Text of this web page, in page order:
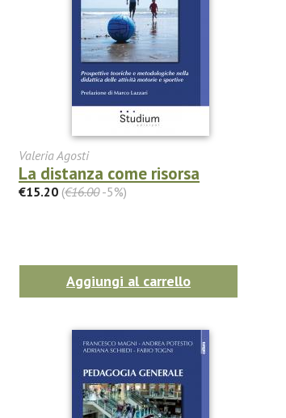
Valeria Agosti
La distanza come risorsa
€15.20 (€16.00-5%)
Aggiungi al carrello